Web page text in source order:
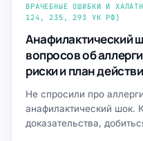
ВРАЧЕБНЫЕ ОШИБКИ И
124, 235, 293 УК РФ)
Анафилактический
вопросов об
риски и план
Не спросили про
анафилактический шок.
доказательства,